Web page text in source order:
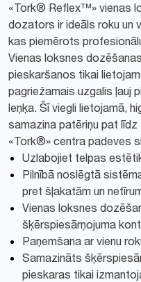
«Tork® Reflex™» vienas
dozators ir ideāls roku un
kas piemērots
Vienas loksnes
pieskaršanos tikai
pagriežamais uzgalis ļauj
leņķa. Šī viegli lietojamā,
samazina patēriņu pat
«Tork®» centra padeves
Uzlabojiet telpas
Pilnībā noslēgtā
pret šļakatām un
Vienas loksnes
šķērspiesārņojuma
Paņemšana ar vienu
Samazināts
pieskaras tikai